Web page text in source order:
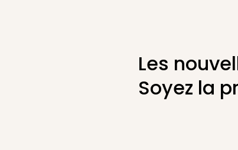
Les
Soyez la